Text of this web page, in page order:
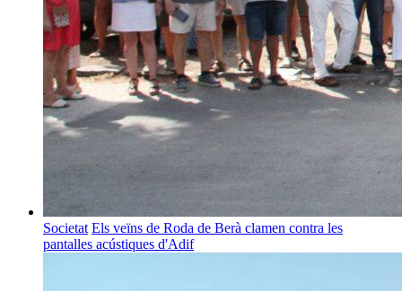
Societat Els veïns de Roda de Berà clamen contra les
pantalles acústiques d'Adif